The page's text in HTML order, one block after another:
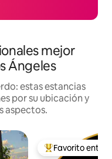
mejor
Ángeles
estas estancias
por su ubicación y
aspectos.
De los mejores
Favorito entre